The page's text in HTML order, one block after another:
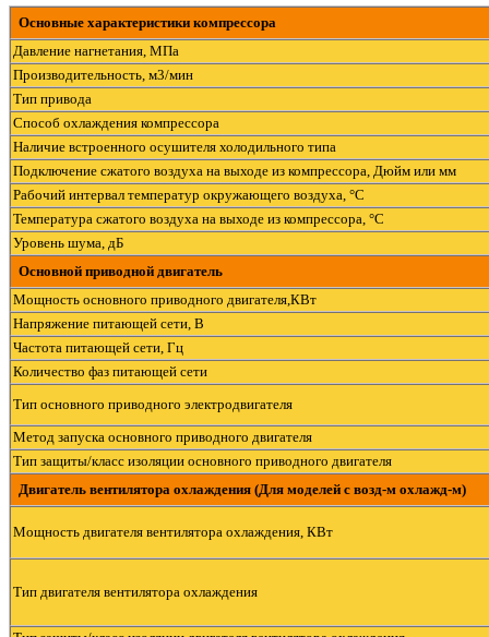
Основные характеристики компрессора
Давление нагнетания, МПа
Производительность, м3/мин
Тип привода
Способ охлаждения компрессора
Наличие встроенного осушителя холодильного типа
Подключение сжатого воздуха на выходе из компрессора, Дюйм или мм
Рабочий интервал температур окружающего воздуха, °С
Температура сжатого воздуха на выходе из компрессора, °С
Уровень шума, дБ
Основной приводной двигатель
Мощность основного приводного двигателя,КВт
Напряжение питающей сети, В
Частота питающей сети, Гц
Количество фаз питающей сети
Тип основного приводного электродвигателя
Метод запуска основного приводного двигателя
Тип защиты/класс изоляции основного приводного двигателя
Двигатель вентилятора охлаждения (Для моделей с возд-м охлажд-м)
Мощность двигателя вентилятора охлаждения, КВт
Тип двигателя вентилятора охлаждения